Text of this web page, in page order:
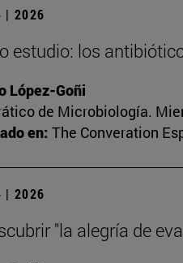
| 2026
estudio: los
López-Goñi
de Microbiología.
en: The Converation
| 2026
"la alegría de